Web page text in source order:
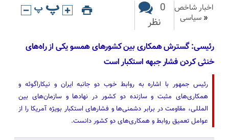
اخبار شاخص
« سیاسی
0
نظر
رئیسی: گسترش همکاری بین کشورهای همسو یکی از راه‌های
خنثی کردن فشار جبهه استکبار است
رئیس جمهور با اشاره به روابط خوب دو جانبه ایران و نیکاراگوئه و
همکاری‌های مثبت و سازنده دو کشور در نهادها و سازمان‌های بین
المللی، مقاومت در برابر دشمنی‌ها و فشارهای استکبار بویژه آمریکا را از
عوامل تعمیق روابط و همکاری‌های دو کشور دانست.